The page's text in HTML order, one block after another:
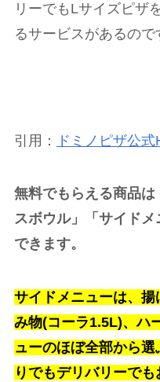
リーでも Lサイズピザ
るサービスがあるので
引用： ドミノピザ公式
無料でもらえる商品
スボウル」「サイド
できます。
サイドメニューは、
み物(コーラ1.5L)、ハ
ューのほぼ全部から選
りでもデリバリーで